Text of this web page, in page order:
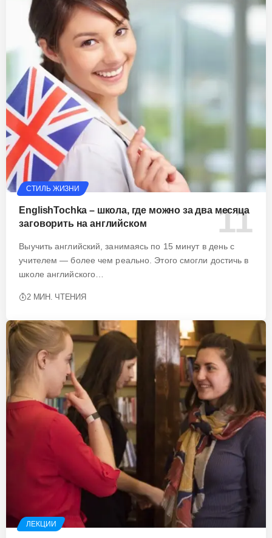
СТИЛЬ ЖИЗНИ
EnglishTochka – школа, где можно за два месяца
заговорить на английском
Выучить английский, занимаясь по 15 минут в день с
учителем — более чем реально. Этого смогли достичь в
школе английского…
2 МИН. ЧТЕНИЯ
ЛЕКЦИИ